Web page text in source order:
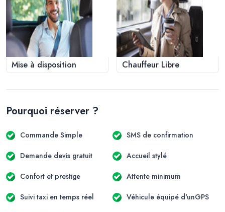
Mise à disposition Chauffeur Libre
Pourquoi réserver ?
Commande Simple SMS de confirmation
Demande devis gratuit Accueil stylé
Confort et prestige Attente minimum
Suivi taxi en temps réel Véhicule équipé d'unGPS